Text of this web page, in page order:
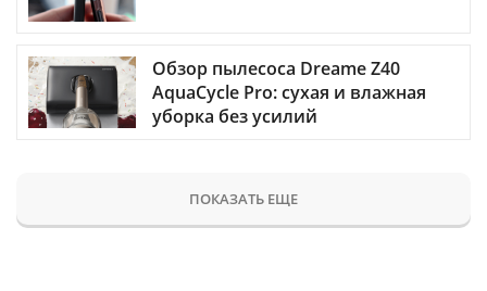
Обзор пылесоса Dreame Z40
AquaCycle Pro: сухая и влажная
уборка без усилий
ПОКАЗАТЬ ЕЩЕ